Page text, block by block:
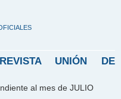
UNIÓN DE
al mes de JULIO